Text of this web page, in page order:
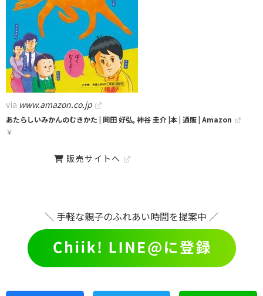
via www.amazon.co.jp
あたらしいみかんのむきかた | 岡田 好弘, 神谷 圭介 |本 | 通販 | Amazon
￥
販売サイトへ
＼ 手軽な親子のふれあい時間を提案中 ／